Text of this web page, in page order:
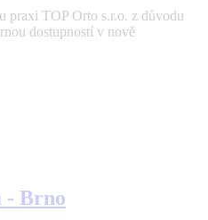
praxi TOP Orto s.r.o. z důvodu
dostupností v nově
- Brno